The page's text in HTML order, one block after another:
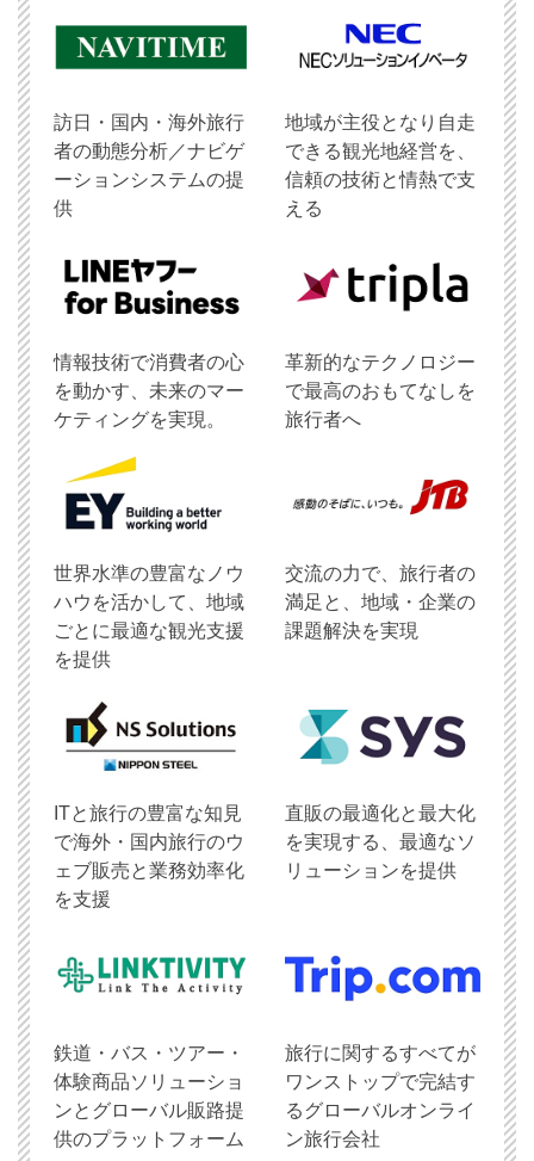
訪日・国内・海外旅行
者の動態分析／ナビゲ
ーションシステムの提
供
地域が主役となり自走
できる観光地経営を、
信頼の技術と情熱で支
える
情報技術で消費者の心
を動かす、未来のマー
ケティングを実現。
革新的なテクノロジー
で最高のおもてなしを
旅行者へ
世界水準の豊富なノウ
ハウを活かして、地域
ごとに最適な観光支援
を提供
交流の力で、旅行者の
満足と、地域・企業の
課題解決を実現
ITと旅行の豊富な知見
で海外・国内旅行のウ
ェブ販売と業務効率化
を支援
直販の最適化と最大化
を実現する、最適なソ
リューションを提供
鉄道・バス・ツアー・
体験商品ソリューショ
ンとグローバル販路提
供のプラットフォーム
旅行に関するすべてが
ワンストップで完結す
るグローバルオンライ
ン旅行会社